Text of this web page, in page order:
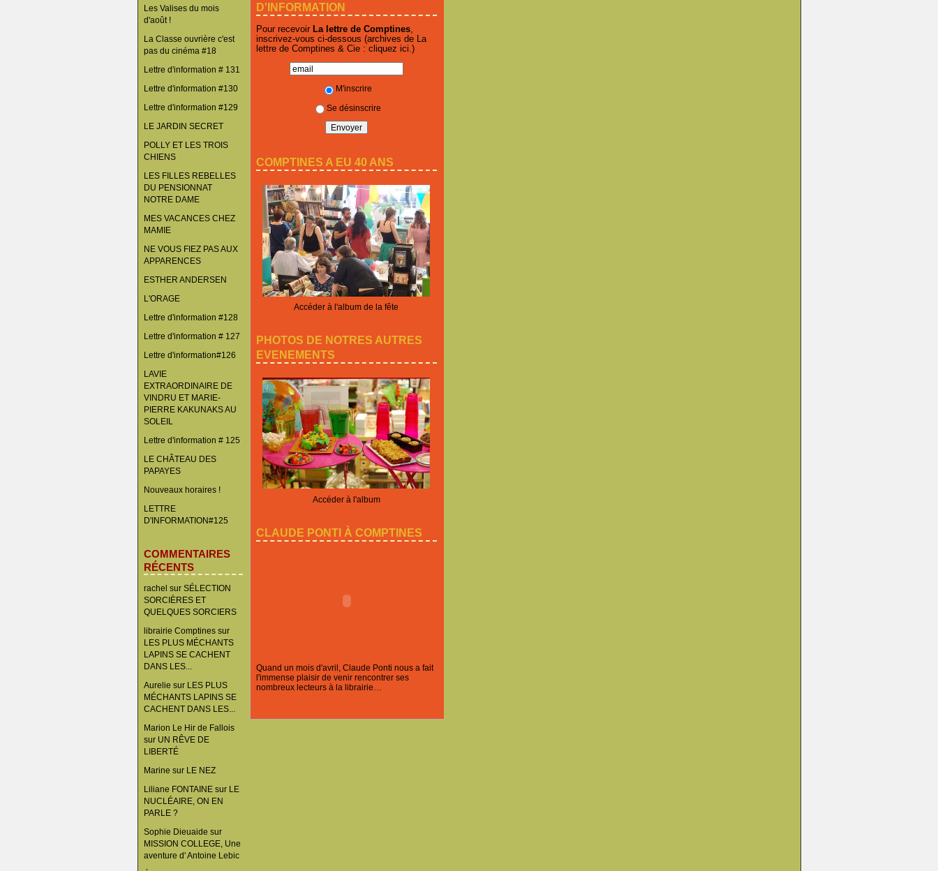
Les Valises du mois
d'août !
La Classe ouvrière c'est
pas du cinéma #18
Lettre d'information # 131
Lettre d'information #130
Lettre d'information #129
LE JARDIN SECRET
POLLY ET LES TROIS
CHIENS
LES FILLES REBELLES
DU PENSIONNAT
NOTRE DAME
MES VACANCES CHEZ
MAMIE
NE VOUS FIEZ PAS AUX
APPARENCES
ESTHER ANDERSEN
L'ORAGE
Lettre d'information #128
Lettre d'information # 127
Lettre d'information#126
LAVIE
EXTRAORDINAIRE DE
VINDRU ET MARIE-
PIERRE KAKUNAKS AU
SOLEIL
Lettre d'information # 125
LE CHÂTEAU DES
PAPAYES
Nouveaux horaires !
LETTRE
D'INFORMATION#125
COMMENTAIRES
RÉCENTS
rachel sur SÉLECTION
SORCIÈRES ET
QUELQUES SORCIERS
librairie Comptinessur
LES PLUS MÉCHANTS
LAPINS SE CACHENT
DANS LES...
Aurelie sur LES PLUS
MÉCHANTS LAPINS SE
CACHENT DANS LES...
Marion Le Hir de Fallois
sur UN RÊVE DE
LIBERTÉ
Marine sur LE NEZ
Liliane FONTAINEsur LE
NUCLÉAIRE, ON EN
PARLE ?
Sophie Dieuaide sur
MISSION COLLEGE, Une
aventure d' Antoine Lebic
D'INFORMATION
Pour recevoir La lettre de Comptines,
inscrivez-vous ci-dessous (archives de La
lettre de Comptines & Cie : cliquez ici .)
M'inscrire
Se désinscrire
COMPTINES A EU 40 ANS
Accéder à l'album de la fête
PHOTOS DE NOTRES AUTRES
EVENEMENTS
Accéder à l'album
CLAUDE PONTI À COMPTINES
Quand un mois d'avril, Claude Ponti nous a fait
l'immense plaisir de venir rencontrer ses
nombreux lecteurs à la librairie…